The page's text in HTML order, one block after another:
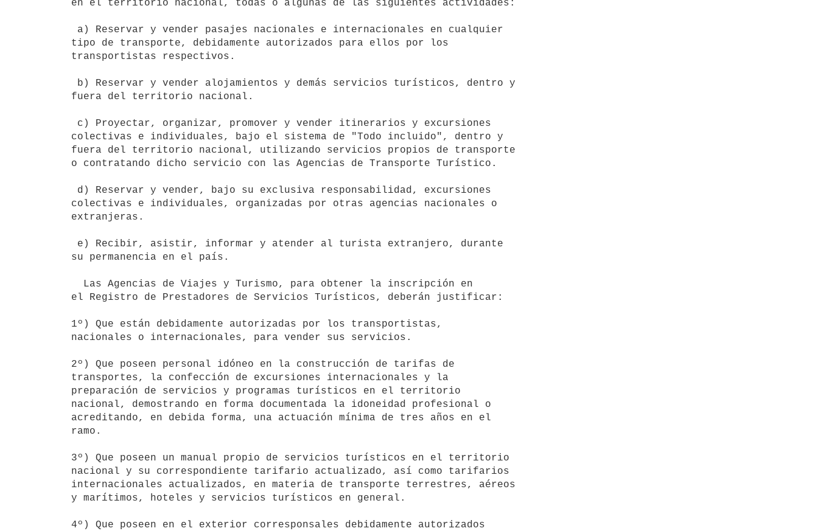
en el territorio nacional, todas o algunas de las siguientes actividades:
tipo de transporte, debidamente autorizados para ellos por los
transportistas respectivos.
fuera del territorio nacional.
colectivas e individuales, bajo el sistema de "Todo incluido", dentro y
fuera del territorio nacional, utilizando servicios propios de transporte
o contratando dicho servicio con las Agencias de Transporte Turístico.
colectivas e individuales, organizadas por otras agencias nacionales o
extranjeras.
su permanencia en el país.
el Registro de Prestadores de Servicios Turísticos, deberán justificar:
1º) Que están debidamente autorizadas por los transportistas,
nacionales o internacionales, para vender sus servicios.
2º) Que poseen personal idóneo en la construcción de tarifas de
transportes, la confección de excursiones internacionales y la
preparación de servicios y programas turísticos en el territorio
nacional, demostrando en forma documentada la idoneidad profesional o
acreditando, en debida forma, una actuación mínima de tres años en el
ramo.
3º) Que poseen un manual propio de servicios turísticos en el territorio
nacional y su correspondiente tarifario actualizado, así como tarifarios
internacionales actualizados, en materia de transporte terrestres, aéreos
y marítimos, hoteles y servicios turísticos en general.
4º) Que poseen en el exterior corresponsales debidamente autorizados